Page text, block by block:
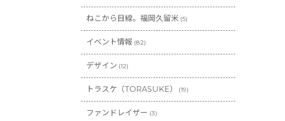
ねこから目線。福岡久留米 (5)
イベント情報 (82)
デザイン (12)
トラスケ（TORASUKE） (19)
ファンドレイザー (3)